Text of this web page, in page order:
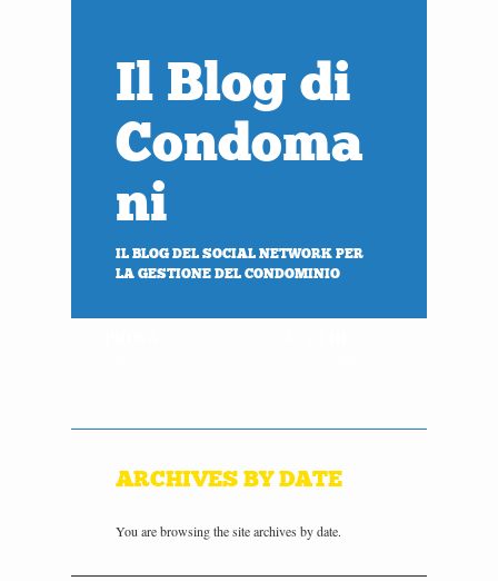
Il Blog di
Condoma
ni
IL BLOG DEL SOCIAL NETWORK PER
LA GESTIONE DEL CONDOMINIO
ARCHIVES BY DATE
You are browsing the site archives by date.